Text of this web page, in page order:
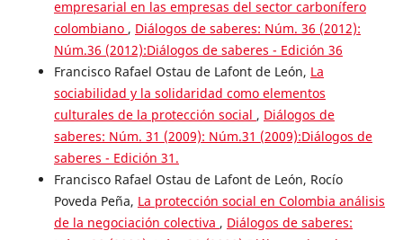
empresarial en las empresas del sector carbonífero
colombiano , Diálogos de saberes: Núm. 36 (2012):
Núm.36 (2012):Diálogos de saberes - Edición 36
Francisco Rafael Ostau de Lafont de León, La
sociabilidad y la solidaridad como elementos
culturales de la protección social , Diálogos de
saberes: Núm. 31 (2009): Núm.31 (2009):Diálogos de
saberes - Edición 31.
Francisco Rafael Ostau de Lafont de León, Rocío
Poveda Peña, La protección social en Colombia análisis
de la negociación colectiva , Diálogos de saberes: